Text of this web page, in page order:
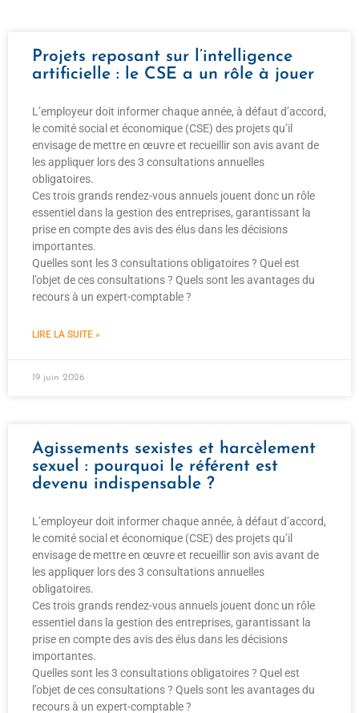
Projets reposant sur l’intelligence
artificielle : le CSE a un rôle à jouer
L’employeur doit informer chaque année, à défaut d’accord,
le comité social et économique (CSE) des projets qu’il
envisage de mettre en œuvre et recueillir son avis avant de
les appliquer lors des 3 consultations annuelles
obligatoires.
Ces trois grands rendez-vous annuels jouent donc un rôle
essentiel dans la gestion des entreprises, garantissant la
prise en compte des avis des élus dans les décisions
importantes.
Quelles sont les 3 consultations obligatoires ? Quel est
l’objet de ces consultations ? Quels sont les avantages du
recours à un expert-comptable ?
LIRE LA SUITE »
19 juin 2026
Agissements sexistes et harcèlement
sexuel : pourquoi le référent est
devenu indispensable ?
L’employeur doit informer chaque année, à défaut d’accord,
le comité social et économique (CSE) des projets qu’il
envisage de mettre en œuvre et recueillir son avis avant de
les appliquer lors des 3 consultations annuelles
obligatoires.
Ces trois grands rendez-vous annuels jouent donc un rôle
essentiel dans la gestion des entreprises, garantissant la
prise en compte des avis des élus dans les décisions
importantes.
Quelles sont les 3 consultations obligatoires ? Quel est
l’objet de ces consultations ? Quels sont les avantages du
recours à un expert-comptable ?